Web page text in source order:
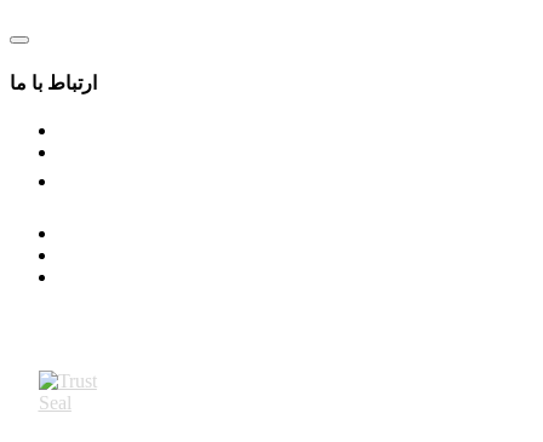
ارتباط با ما